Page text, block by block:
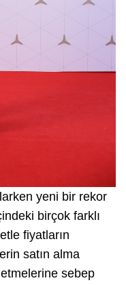
yeni bir rekor
birçok farklı
fiyatların
satın alma
etmelerine sebep